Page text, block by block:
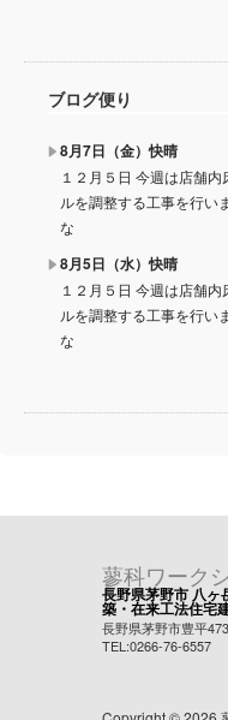
ブログ便り
8月7日（金）快晴
１２月５日 今週は店舗
ルを調整する工事を行い
な
8月5日（水）快晴
１２月５日 今週は店舗
ルを調整する工事を行い
な
蓼科ワーク
長野県茅野市 八ヶ
築・在来工法住宅
長野県茅野市豊平
TEL:0266-76-6557